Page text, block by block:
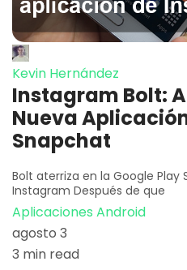
Kevin Hernández
Instagram Bolt:
Nueva
Snapchat
Bolt aterriza en la Google Play
Instagram Después de que
Aplicaciones Android
agosto 3
3 min read